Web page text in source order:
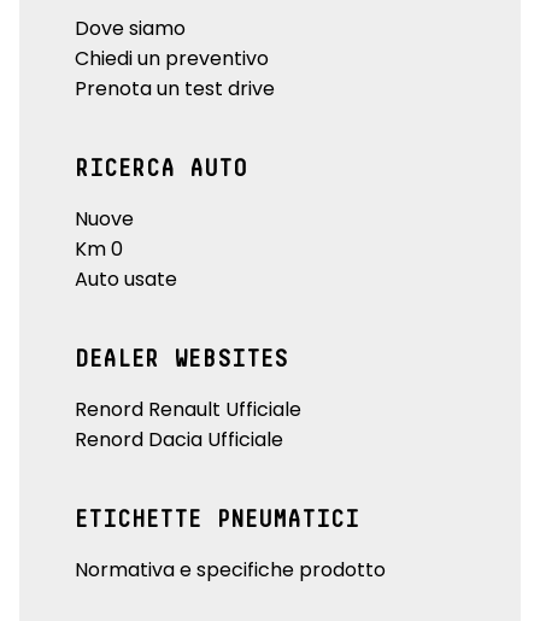
Dove siamo
Chiedi un preventivo
Prenota un test drive
RICERCA AUTO
Nuove
Km 0
Auto usate
DEALER WEBSITES
Renord Renault Ufficiale
Renord Dacia Ufficiale
ETICHETTE PNEUMATICI
Normativa e specifiche prodotto